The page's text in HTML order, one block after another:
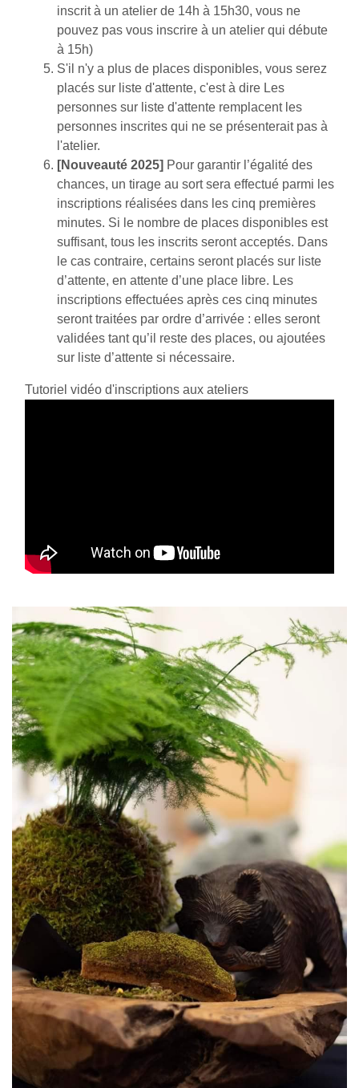
inscrit à un atelier de 14h à 15h30, vous ne
pouvez pas vous inscrire à un atelier qui débute
à 15h)
S'il n'y a plus de places disponibles, vous serez
placés sur liste d'attente, c'est à dire Les
personnes sur liste d'attente remplacent les
personnes inscrites qui ne se présenterait pas à
l'atelier.
[Nouveauté 2025] Pour garantir l’égalité des
chances, un tirage au sort sera effectué parmi les
inscriptions réalisées dans les cinq premières
minutes. Si le nombre de places disponibles est
suffisant, tous les inscrits seront acceptés. Dans
le cas contraire, certains seront placés sur liste
d’attente, en attente d’une place libre. Les
inscriptions effectuées après ces cinq minutes
seront traitées par ordre d’arrivée : elles seront
validées tant qu’il reste des places, ou ajoutées
sur liste d’attente si nécessaire.
Tutoriel vidéo d'inscriptions aux ateliers